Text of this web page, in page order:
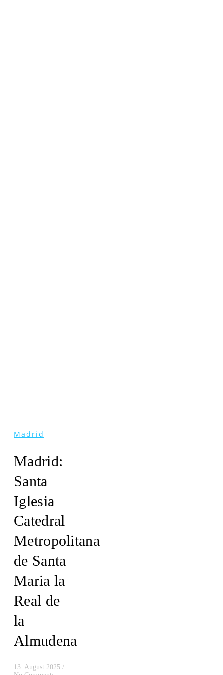
Madrid
Madrid:
Santa
Iglesia
Catedral
Metropolitana
de Santa
Maria la
Real de
la
Almudena
13. August 2025 /